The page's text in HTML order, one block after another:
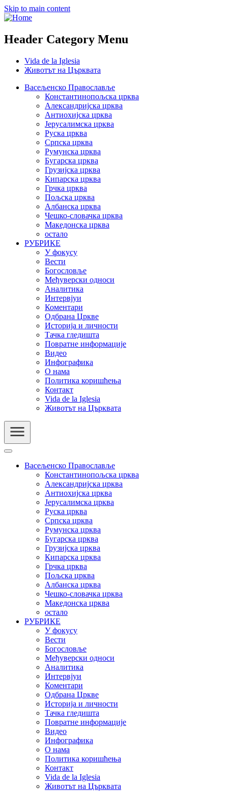
Skip to main content
Header Category Menu
Vida de la Iglesia
Животът на Църквата
Васељенско Православље
Константинопољска црква
Александријска црква
Антиохијска црква
Јерусалимска црква
Руска црква
Српска црква
Румунска црква
Бугарска црква
Грузијска црква
Кипарска црква
Грчка црква
Пољска црква
Албанска црква
Чешко-словачка црква
Македонска црква
остало
РУБРИКЕ
У фокусу
Вести
Богословље
Међуверски односи
Аналитика
Интервјуи
Коментари
Одбрана Цркве
Историја и личности
Тачка гледишта
Повратне информације
Видео
Инфографика
О нама
Политика коришћења
Контакт
Vida de la Iglesia
Животът на Църквата
Васељенско Православље
Константинопољска црква
Александријска црква
Антиохијска црква
Јерусалимска црква
Руска црква
Српска црква
Румунска црква
Бугарска црква
Грузијска црква
Кипарска црква
Грчка црква
Пољска црква
Албанска црква
Чешко-словачка црква
Македонска црква
остало
РУБРИКЕ
У фокусу
Вести
Богословље
Међуверски односи
Аналитика
Интервјуи
Коментари
Одбрана Цркве
Историја и личности
Тачка гледишта
Повратне информације
Видео
Инфографика
О нама
Политика коришћења
Контакт
Vida de la Iglesia
Животът на Църквата